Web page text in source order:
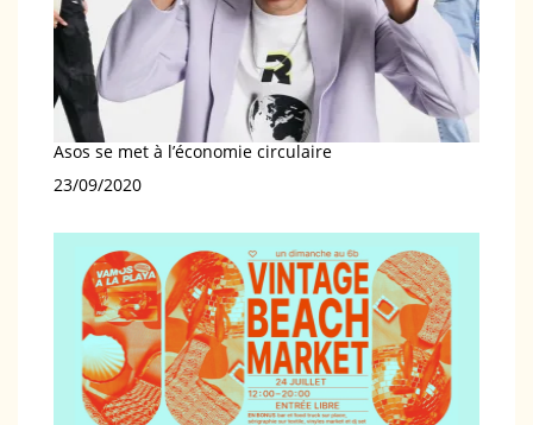
Asos se met à l’économie circulaire
Date
23/09/2020